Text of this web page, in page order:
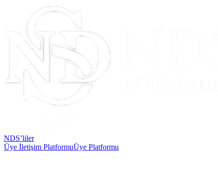
NDS’liler
Üye İletişim PlatformuÜye Platformu